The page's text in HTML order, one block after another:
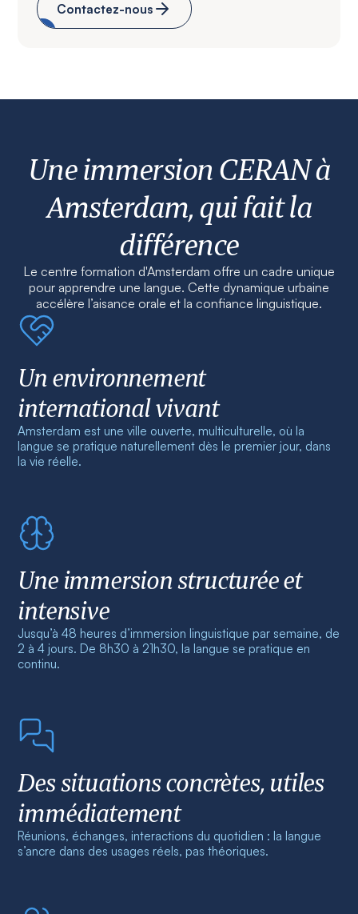
Contactez-nous
Une immersion CERAN à
Amsterdam, qui fait la
différence
Le centre formation d'Amsterdam offre un cadre unique
pour apprendre une langue. Cette dynamique urbaine
accélère l’aisance orale et la confiance linguistique.
Un environnement
international vivant
Amsterdam est une ville ouverte, multiculturelle, où la
langue se pratique naturellement dès le premier jour, dans
la vie réelle.
Une immersion structurée et
intensive
Jusqu’à 48 heures d’immersion linguistique par semaine, de
2 à 4 jours. De 8h30 à 21h30, la langue se pratique en
continu.
Des situations concrètes, utiles
immédiatement
Réunions, échanges, interactions du quotidien : la langue
s’ancre dans des usages réels, pas théoriques.